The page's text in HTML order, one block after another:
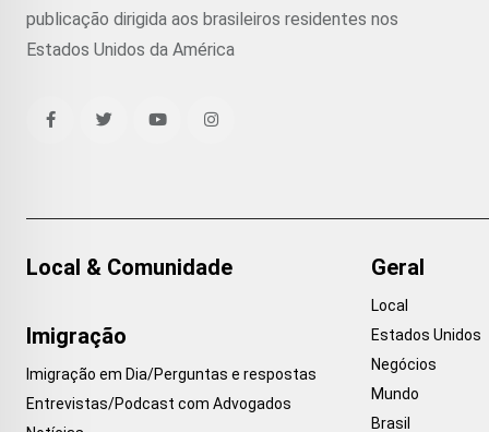
publicação dirigida aos brasileiros residentes nos
Estados Unidos da América
Local & Comunidade
Imigração
Imigração em Dia/Perguntas e respostas
Entrevistas/Podcast com Advogados
Geral
Local
Estados Unidos
Negócios
Mundo
Brasil